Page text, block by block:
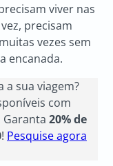
viver nas
precisam
vezes sem
encanada.
sua viagem?
com
20% de
! Pesquise agora